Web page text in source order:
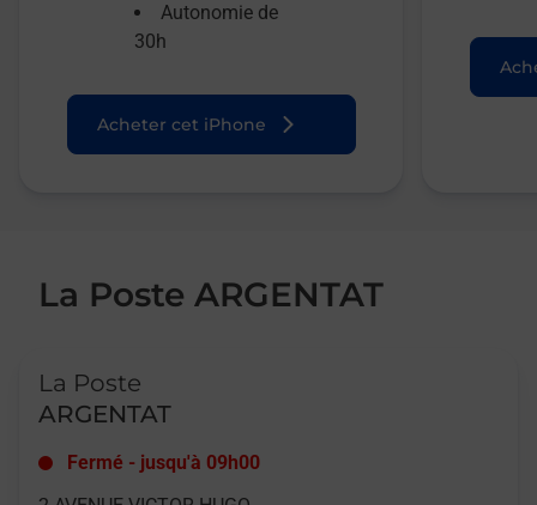
Autonomie de
30h
Acheter cet iPhone
La Poste ARGENTAT
La Poste
ARGENTAT
Fermé - jusqu'à 09h00